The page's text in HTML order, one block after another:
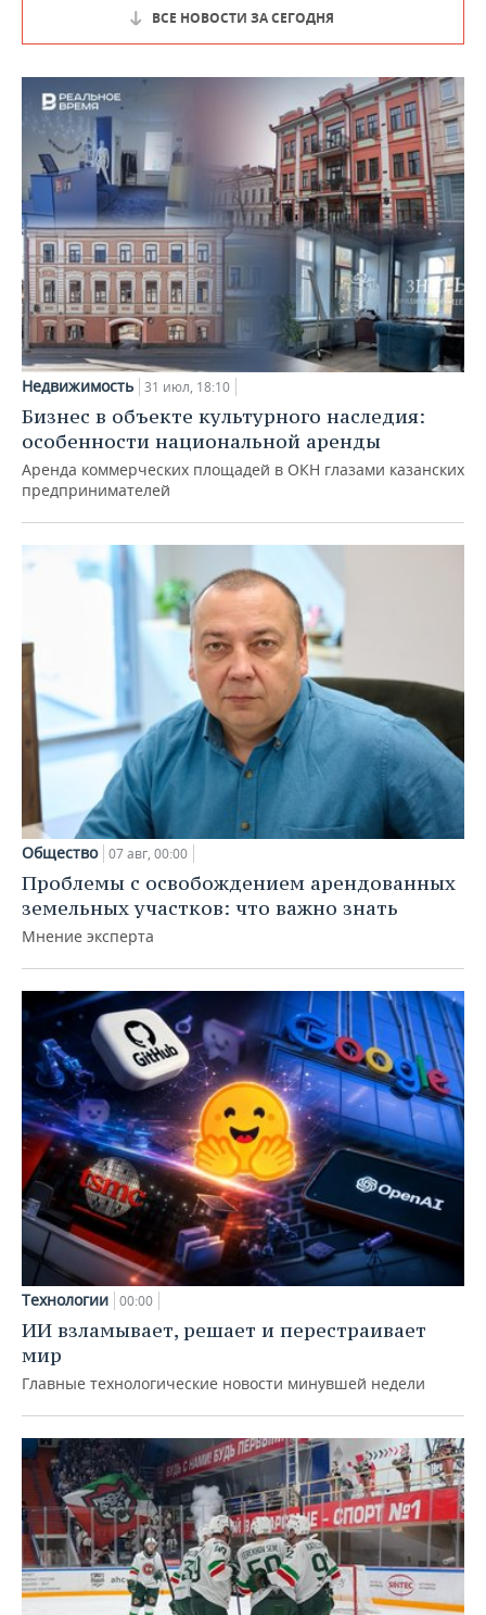
ВСЕ НОВОСТИ ЗА СЕГОДНЯ
Недвижимость 31 июл, 18:10
Бизнес в объекте культурного наследия:
особенности национальной аренды
Аренда коммерческих площадей в ОКН глазами казанских
предпринимателей
Общество 07 авг, 00:00
Проблемы с освобождением арендованных
земельных участков: что важно знать
Мнение эксперта
Технологии 00:00
ИИ взламывает, решает и перестраивает
мир
Главные технологические новости минувшей недели